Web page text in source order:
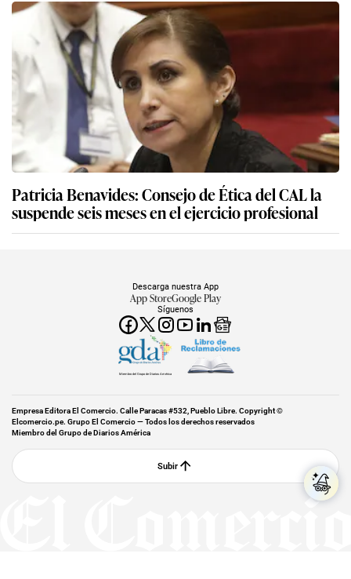
Patricia Benavides: Consejo de Ética del CAL la
suspende seis meses en el ejercicio profesional
Síguenos
Descarga nuestra App
App StoreGoogle Play
Miembro del Grupo de Diarios América
Empresa Editora El Comercio. Calle Paracas #532, Pueblo Libre. Copyright ©
Elcomercio.pe. Grupo El Comercio — Todos los derechos reservados
Miembro del Grupo de Diarios América
Subir